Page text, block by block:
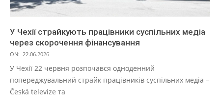
У Чехії страйкують працівники суспільних медіа
через скорочення фінансування
ON: 22.06.2026
У Чехії 22 червня розпочався одноденний
попереджувальний страйк працівників суспільних медіа –
Česká televize та